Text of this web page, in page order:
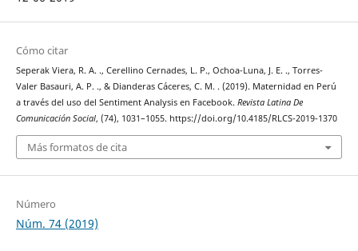
Cómo citar
Seperak Viera, R. A. ., Cerellino Cernades, L. P., Ochoa-Luna, J. E. ., Torres-
Valer Basauri, A. P. ., & Dianderas Cáceres, C. M. . (2019). Maternidad en Perú
a través del uso del Sentiment Analysis en Facebook. Revista Latina De
Comunicación Social, (74), 1031–1055. https://doi.org/10.4185/RLCS-2019-1370
Más formatos de cita
Número
Núm. 74 (2019)